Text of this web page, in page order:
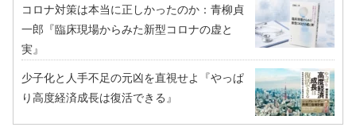
コロナ対策は本当に正しかったのか：青柳貞
一郎『臨床現場からみた新型コロナの虚と
実』
少子化と人手不足の元凶を直視せよ『やっぱ
り高度経済成長は復活できる』